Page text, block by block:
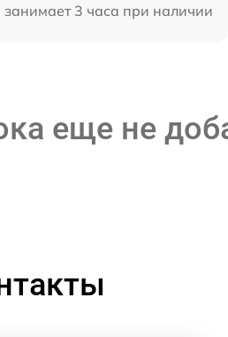
занимает 3 часа при наличии
еще не